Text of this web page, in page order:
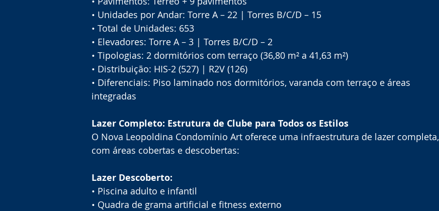
• Unidades por Andar: Torre A – 22 | Torres B/C/D – 15
• Total de Unidades: 653
• Elevadores: Torre A – 3 | Torres B/C/D – 2
• Tipologias: 2 dormitórios com terraço (36,80 m² a 41,63 m²)
• Distribuição: HIS-2 (527) | R2V (126)
• Diferenciais: Piso laminado nos dormitórios, varanda com terraço e áreas
integradas
Lazer Completo: Estrutura de Clube para Todos os Estilos
O Nova Leopoldina Condomínio Art oferece uma infraestrutura de lazer completa,
com áreas cobertas e descobertas:
Lazer Descoberto:
• Piscina adulto e infantil
• Quadra de grama artificial e fitness externo